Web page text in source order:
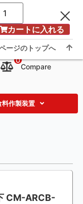
Contact us
Compare
0
料作製装置
CM-ARCB-
カートに入れる
ージのトップへ